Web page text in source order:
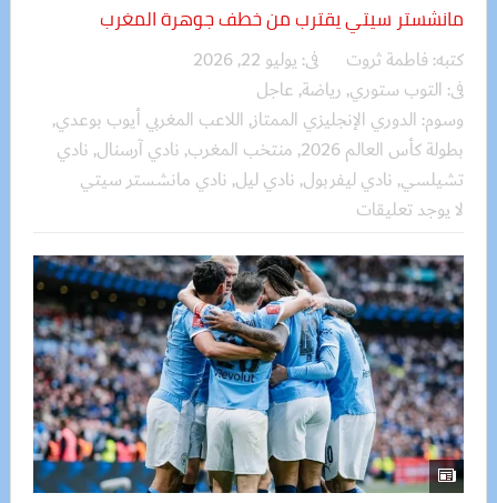
مانشستر سيتي يقترب من خطف جوهرة المغرب
كتبه: فاطمة ثروت فى: يوليو 22, 2026
فى: التوب ستوري, رياضة, عاجل
وسوم: الدوري الإنجليزي الممتاز, اللاعب المغربي أيوب بوعدي,
بطولة كأس العالم 2026
, منتخب المغرب, نادي آرسنال, نادي
تشيلسي, نادي ليفربول, نادي ليل, نادي مانشستر سيتي
لا يوجد تعليقات